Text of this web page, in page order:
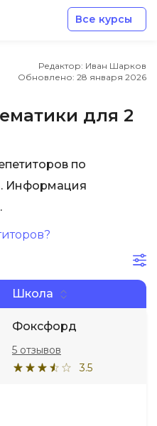
Все курсы
Редактор: Иван Шарков
Обновлено: 28 января 2026
для 2
по
Информация
Школа
Фоксфорд
3.5
5 отзывов